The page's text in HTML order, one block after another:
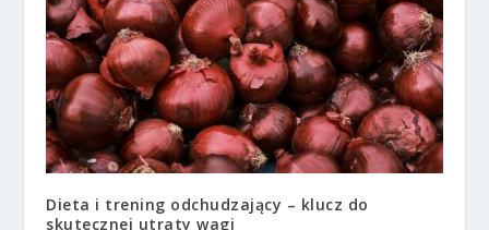
Dieta i trening odchudzający – klucz do
skutecznej utraty wagi